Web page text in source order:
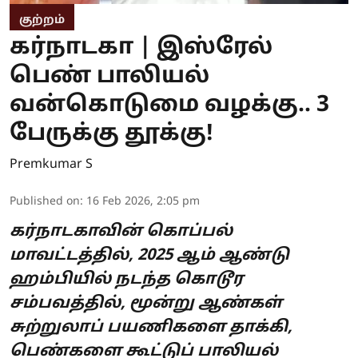
குற்றம்
கர்நாடகா | இஸ்ரேல்
பெண் பாலியல்
வன்கொடுமை வழக்கு.. 3
பேருக்கு தூக்கு!
Premkumar S
Published on: 16 Feb 2026, 2:05 pm
கர்நாடகாவின் கொப்பல்
மாவட்டத்தில், 2025 ஆம் ஆண்டு
ஹம்பியில் நடந்த கொடூர
சம்பவத்தில், மூன்று ஆண்கள்
சுற்றுலாப் பயணிகளை தாக்கி,
பெண்களை கூட்டுப் பாலியல்